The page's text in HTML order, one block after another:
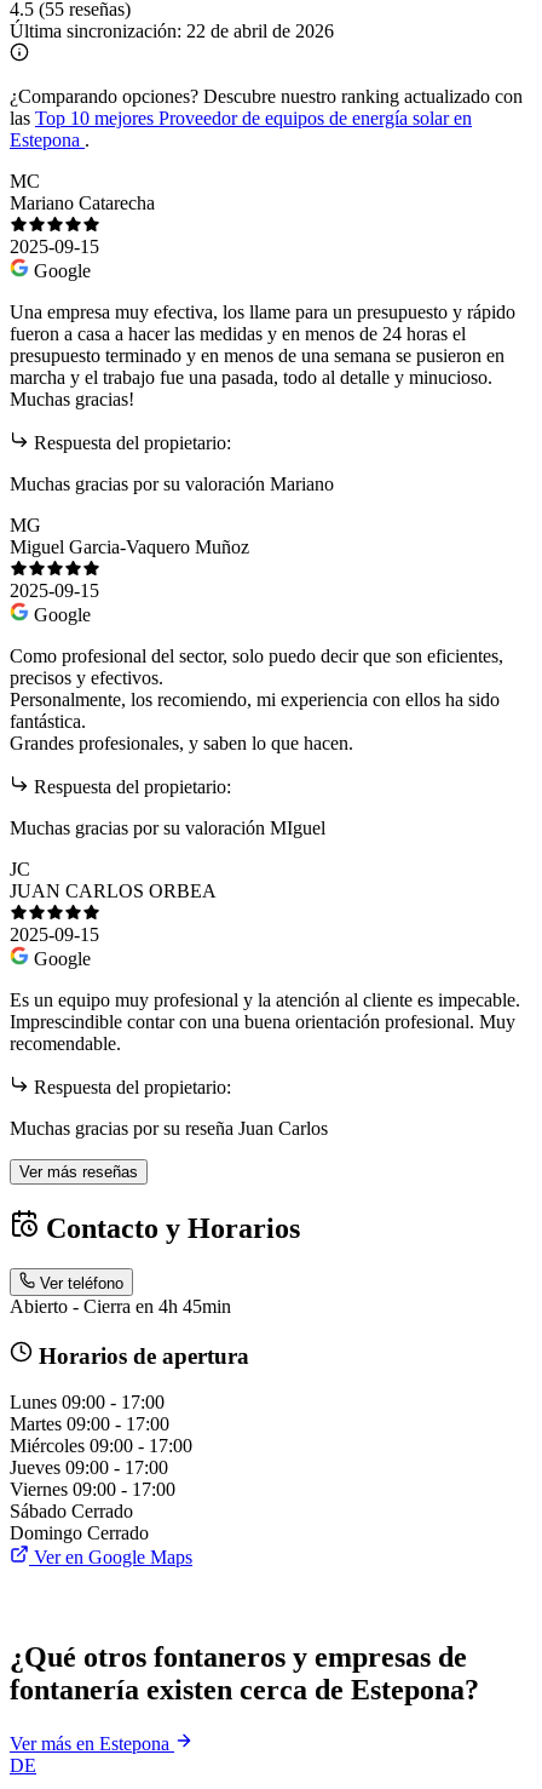
4.5 (55 reseñas)
Última sincronización: 22 de abril de 2026
¿Comparando opciones? Descubre nuestro ranking actualizado con
las Top 10 mejores Proveedor de equipos de energía solar en
Estepona .
MC
Mariano Catarecha
2025-09-15
Google
Una empresa muy efectiva, los llame para un presupuesto y rápido
fueron a casa a hacer las medidas y en menos de 24 horas el
presupuesto terminado y en menos de una semana se pusieron en
marcha y el trabajo fue una pasada, todo al detalle y minucioso.
Muchas gracias!
Respuesta del propietario:
Muchas gracias por su valoración Mariano
MG
Miguel Garcia-Vaquero Muñoz
2025-09-15
Google
Como profesional del sector, solo puedo decir que son eficientes,
precisos y efectivos.
Personalmente, los recomiendo, mi experiencia con ellos ha sido
fantástica.
Grandes profesionales, y saben lo que hacen.
Respuesta del propietario:
Muchas gracias por su valoración MIguel
JC
JUAN CARLOS ORBEA
2025-09-15
Google
Es un equipo muy profesional y la atención al cliente es impecable.
Imprescindible contar con una buena orientación profesional. Muy
recomendable.
Respuesta del propietario:
Muchas gracias por su reseña Juan Carlos
Ver más reseñas
Contacto y Horarios
Ver teléfono
Abierto - Cierra en 4h 45min
Horarios de apertura
Lunes 09:00 - 17:00
Martes 09:00 - 17:00
Miércoles 09:00 - 17:00
Jueves 09:00 - 17:00
Viernes 09:00 - 17:00
Sábado Cerrado
Domingo Cerrado
Ver en Google Maps
¿Qué otros fontaneros y empresas de
fontanería existen cerca de Estepona?
Ver más en Estepona
DE